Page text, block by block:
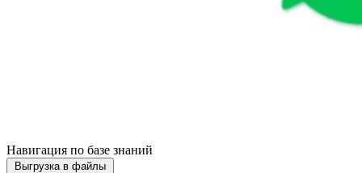
Навигация по базе знаний
Выгрузка в файлы